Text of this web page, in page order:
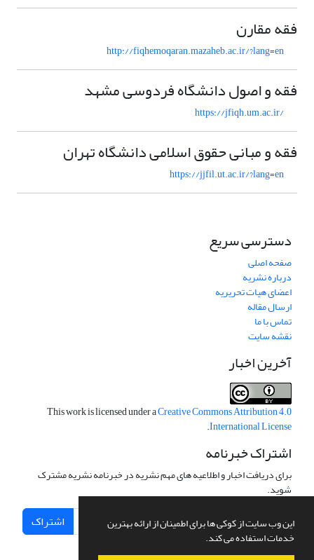
این وب سایت از کوکی ها برای اطمینان از ارائه بهترین
خدمات استفاده می کند.
فقه مقارن
http://fiqhemoqaran.mazaheb.ac.ir/?lang=en
فقه و اصول دانشگاه فردوسی مشهد
https://jfiqh.um.ac.ir/
فقه و مبانی حقوق اسلامی دانشگاه تهران
https://jjfil.ut.ac.ir/?lang=en
دسترسی سریع
صفحه اصلی
درباره نشریه
اعضای هیات تحریریه
ارسال مقاله
تماس با ما
نقشه سایت
آخرین اخبار
This work is licensed under aCreative Commons Attribution 4.0
International License
.
اشتراک خبرنامه
برای دریافت اخبار و اطلاعیه های مهم نشریه در خبرنامه نشریه مشترک
شوید.
اشتراک